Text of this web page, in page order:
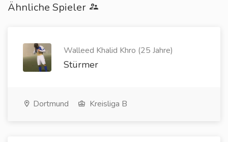
Ähnliche Spieler
Walleed Khalid Khro (25 Jahre)
Stürmer
Dortmund Kreisliga B